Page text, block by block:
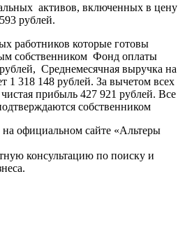
активов, включенных в цену
рублей.
работников которые готовы
собственником Фонд оплаты
Среднемесячная выручка на
1 318 148 рублей. За вычетом всех
прибыль 427 921 рублей. Все
собственником
официальном сайте «Альтеры
консультацию по поиску и